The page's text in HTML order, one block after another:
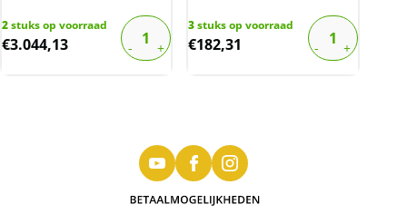
2stuks op voorraad
€3.044,13
3stuks op voorraad
€182,31